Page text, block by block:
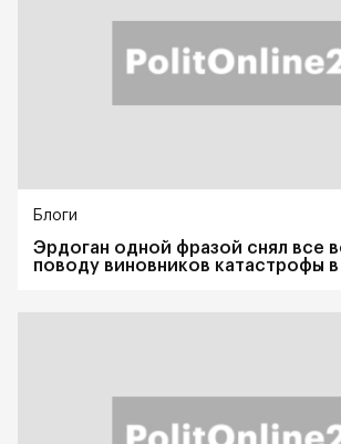
Блоги
Эрдоган одной фразой снял все
поводу виновников катастрофы в